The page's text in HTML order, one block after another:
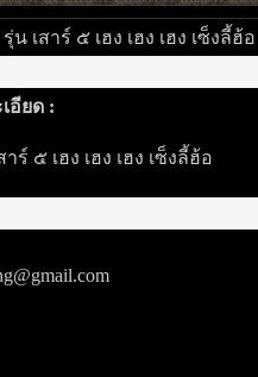
เสาร์ ๕ เฮง เฮง เฮง เซ็งลี้ฮ้อ
อียด :
๕ เฮง เฮง เฮง เซ็งลี้ฮ้อ